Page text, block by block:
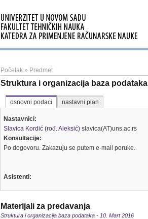
Početak » Predmet
Struktura i organizacija baza podataka
osnovni podaci nastavni plan
Nastavnici:
Slavica Kordić (rođ. Aleksić) slavica(AT)uns.ac.rs
Konsultacije:
Po dogovoru. Zakazuju se putem e-mail poruke.
Asistenti:
Materijali za predavanja
Struktura i organizacija baza podataka - 10. Mart 2016